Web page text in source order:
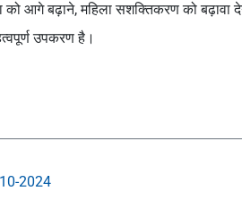
को आगे बढ़ाने, महिला सशक्तिकरण को
उपकरण है।
10-2024